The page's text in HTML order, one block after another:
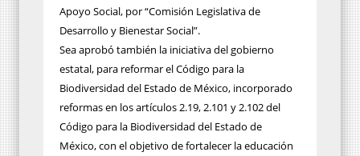
Apoyo Social, por “Comisión Legislativa de
Desarrollo y Bienestar Social”.
Sea aprobó también la iniciativa del gobierno
estatal, para reformar el Código para la
Biodiversidad del Estado de México, incorporado
reformas en los artículos 2.19, 2.101 y 2.102 del
Código para la Biodiversidad del Estado de
México, con el objetivo de fortalecer la educación